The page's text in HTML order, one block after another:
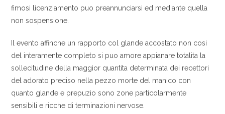
fimosi licenziamento puo preannunciarsi ed mediante quella
non sospensione.
Il evento affinche un rapporto col glande accostato non cosi
del interamente completo si puo amore appianare totalita la
sollecitudine della maggior quantita determinata dei recettori
del adorato preciso nella pezzo morte del manico con
quanto glande e prepuzio sono zone particolarmente
sensibili e ricche di terminazioni nervose.